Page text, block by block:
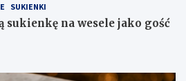
SUKIENKI
sukienkę na wesele jako gość